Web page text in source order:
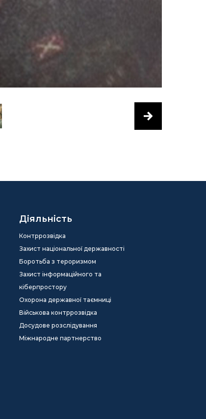
Діяльність
Контррозвідка
Захист національної державності
Боротьба з тероризмом
Захист інформаційного та
кіберпростору
Охорона державної таємниці
Військова контррозвідка
Досудове розслідування
Міжнародне партнерство